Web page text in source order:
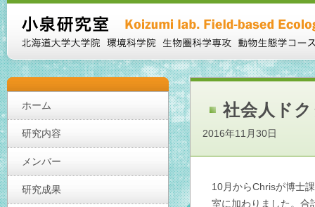
社会人ド
2016年11月30日
10月からChrisが博士
室に加わりました。合
ホーム
研究内容
メンバー
研究成果